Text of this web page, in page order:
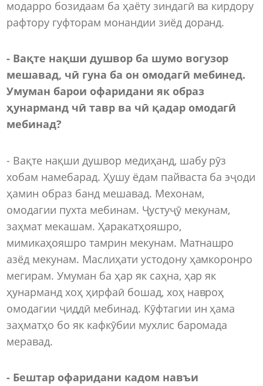
модарро бозидаам ба ҳаёту зиндагӣ ва кирдору
рафтору гуфторам монандии зиёд доранд.
- Вақте нақши душвор ба шумо вогузор
мешавад, чӣ гуна ба он омодагӣ мебинед.
Умуман барои офаридани як образ
ҳунарманд чӣ тавр ва чӣ қадар омодагӣ
мебинад?
- Вақте нақши душвор медиҳанд, шабу рӯз
хобам намебарад. Ҳушу ёдам пайваста ба эҷоди
ҳамин образ банд мешавад. Мехонам,
омодагии пухта мебинам. Ҷустуҷӯ мекунам,
заҳмат мекашам. Ҳаракатҳояшро,
мимикаҳояшро тамрин мекунам. Матнашро
азёд мекунам. Маслиҳати устодону ҳамкоронро
мегирам. Умуман ба ҳар як саҳна, ҳар як
ҳунарманд хоҳ ҳирфаӣ бошад, хоҳ навроҳ
омодагии ҷиддӣ мебинад. Кӯфтагии ин ҳама
заҳматҳо бо як кафкӯбии мухлис баромада
меравад.
- Бештар офаридани кадом навъи